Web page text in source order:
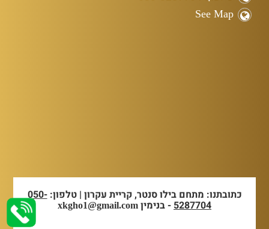
See Map
כתובתנו: מתחם בילו סנטר, קריית עקרון | טלפון:050-
5287704- בנימין xkgho1@gmail.com